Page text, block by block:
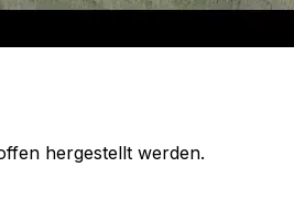
hergestellt werden.